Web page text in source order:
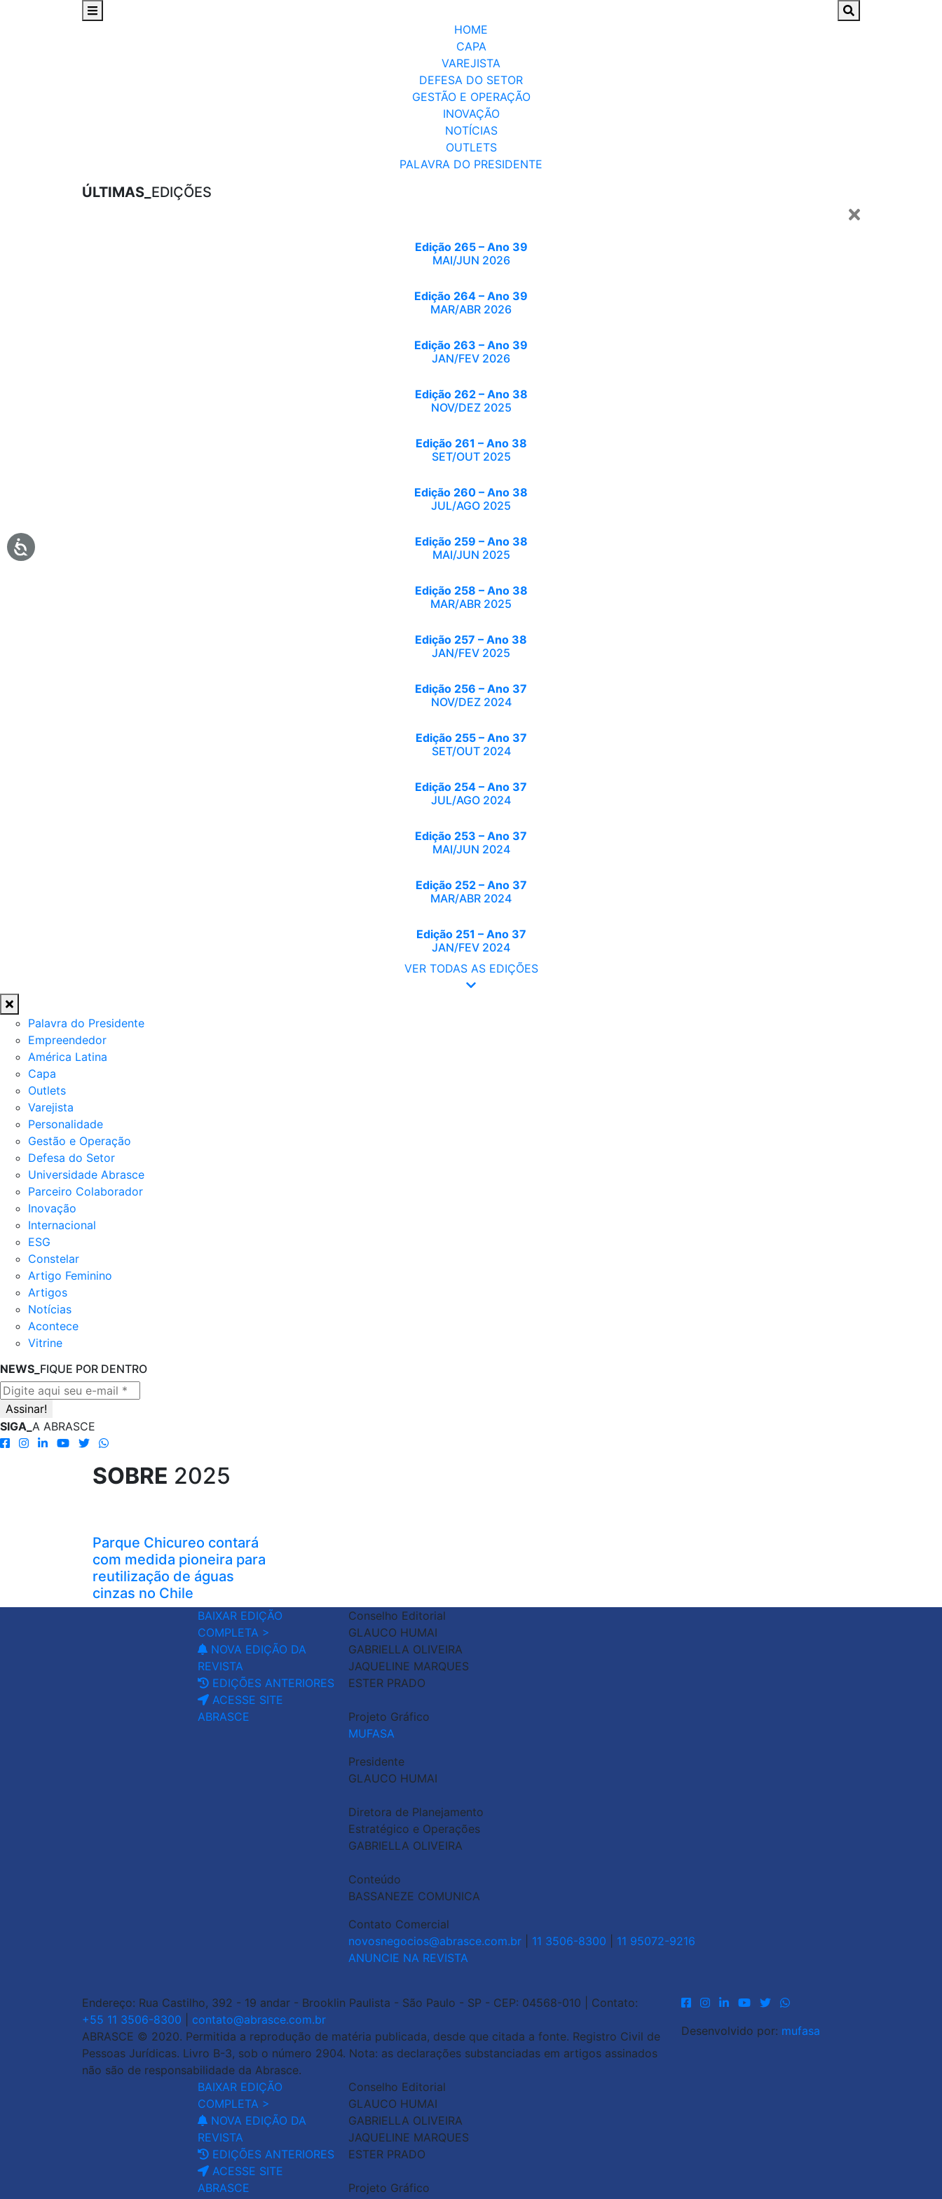
HOME
CAPA
VAREJISTA
DEFESA DO SETOR
GESTÃO E OPERAÇÃO
INOVAÇÃO
NOTÍCIAS
OUTLETS
PALAVRA DO PRESIDENTE
ÚLTIMAS_ EDIÇÕES
Edição 265 – Ano 39
MAI/JUN 2026
Edição 264 – Ano 39
MAR/ABR 2026
Edição 263 – Ano 39
JAN/FEV 2026
Edição 262 – Ano 38
NOV/DEZ 2025
Edição 261 – Ano 38
SET/OUT 2025
Edição 260 – Ano 38
JUL/AGO 2025
Edição 259 – Ano 38
MAI/JUN 2025
Edição 258 – Ano 38
MAR/ABR 2025
Edição 257 – Ano 38
JAN/FEV 2025
Edição 256 – Ano 37
NOV/DEZ 2024
Edição 255 – Ano 37
SET/OUT 2024
Edição 254 – Ano 37
JUL/AGO 2024
Edição 253 – Ano 37
MAI/JUN 2024
Edição 252 – Ano 37
MAR/ABR 2024
Edição 251 – Ano 37
JAN/FEV 2024
VER TODAS AS EDIÇÕES
Palavra do Presidente
Empreendedor
América Latina
Capa
Outlets
Varejista
Personalidade
Gestão e Operação
Defesa do Setor
Universidade Abrasce
Parceiro Colaborador
Inovação
Internacional
ESG
Constelar
Artigo Feminino
Artigos
Notícias
Acontece
Vitrine
NEWS_ FIQUE POR DENTRO
SIGA_ A ABRASCE
SOBRE 2025
Parque Chicureo contará
com medida pioneira para
reutilização de águas
cinzas no Chile
BAIXAR EDIÇÃO
COMPLETA >
NOVA EDIÇÃO DA
REVISTA
EDIÇÕES ANTERIORES
ACESSE SITE
ABRASCE
Conselho Editorial
GLAUCO HUMAI
GABRIELLA OLIVEIRA
JAQUELINE MARQUES
ESTER PRADO
Projeto Gráfico
MUFASA
Presidente
GLAUCO HUMAI
Diretora de Planejamento
Estratégico e Operações
GABRIELLA OLIVEIRA
Conteúdo
BASSANEZE COMUNICA
Contato Comercial
novosnegocios@abrasce.com.br
11 3506-8300
11 95072-9216
ANUNCIE NA REVISTA
Endereço: Rua Castilho, 392 - 19 andar - Brooklin Paulista - São Paulo - SP - CEP: 04568-010 | Contato:
+55 11 3506-8300
contato@abrasce.com.br
ABRASCE © 2020. Permitida a reprodução de matéria publicada, desde que citada a fonte. Registro Civil de
Pessoas Jurídicas. Livro B-3, sob o número 2904. Nota: as declarações substanciadas em artigos assinados
não são de responsabilidade da Abrasce.
Desenvolvido por: mufasa
BAIXAR EDIÇÃO
COMPLETA >
NOVA EDIÇÃO DA
REVISTA
EDIÇÕES ANTERIORES
ACESSE SITE
ABRASCE
Conselho Editorial
GLAUCO HUMAI
GABRIELLA OLIVEIRA
JAQUELINE MARQUES
ESTER PRADO
Projeto Gráfico